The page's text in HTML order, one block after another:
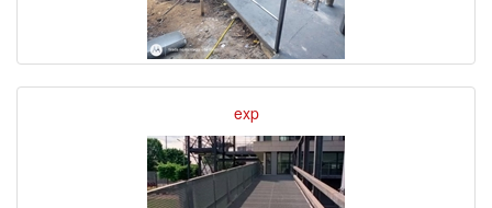
exp